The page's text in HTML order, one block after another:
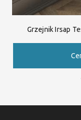
Grzejnik Irsap